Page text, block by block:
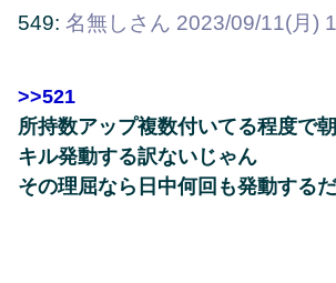
549: 名無しさん 2023/09/11(月)
>>521
所持数アップ複数付いてる程度で
キル発動する訳ないじゃん
その理屈なら日中何回も発動する